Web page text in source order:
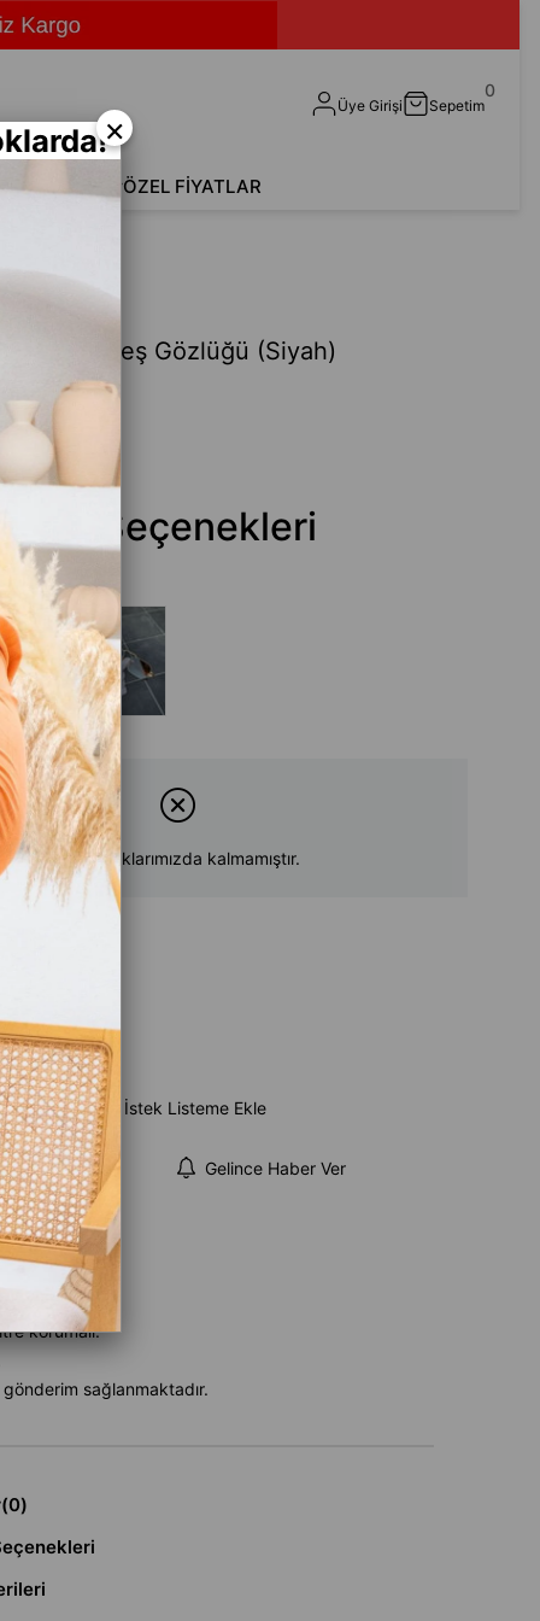
Üye Girişi Sepetim
0
AksesuarÖZEL FİYATLAR
Erkek Güneş Gözlüğü (Siyah)
Seçenekleri
Tükendi
Ürün stoklarımızda kalmamıştır.
Ekle İstek Listeme Ekle
Haber Ver Gelince Haber Ver
korumalı.
sağlanmaktadır.
(0)
×